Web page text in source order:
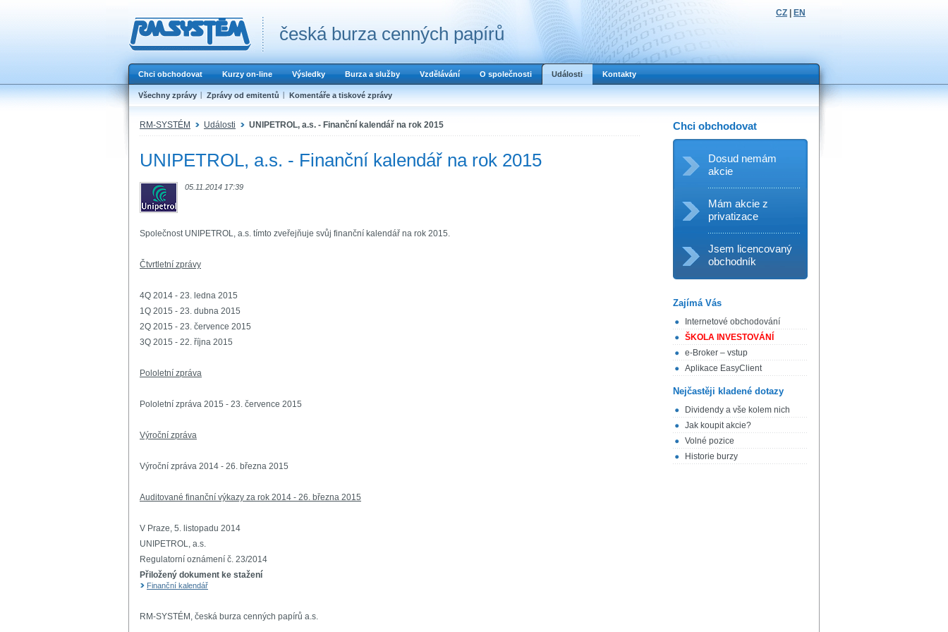
česká burza cenných papírů
CZ EN
Chci obchodovat Kurzy on-line Výsledky Burza a služby Vzdělávání O společnosti Události Kontakty
Všechny zprávy Zprávy od emitentů Komentáře a tiskové zprávy
RM-SYSTÉM Události UNIPETROL, a.s. - Finanční kalendář na rok 2015
UNIPETROL, a.s. - Finanční kalendář na rok 2015
05.11.2014 17:39
Společnost UNIPETROL, a.s. tímto zveřejňuje svůj finanční kalendář na rok 2015.
Čtvrtletní zprávy
4Q 2014 - 23. ledna 2015
1Q 2015 - 23. dubna 2015
2Q 2015 - 23. července 2015
3Q 2015 - 22. října 2015
Pololetní zpráva
Pololetní zpráva 2015 - 23. července 2015
Výroční zpráva
Výroční zpráva 2014 - 26. března 2015
Auditované finanční výkazy za rok 2014 - 26. března 2015
V Praze, 5. listopadu 2014
UNIPETROL, a.s.
Regulatorní oznámení č. 23/2014
Přiložený dokument ke stažení
Finanční kalendář
RM-SYSTÉM, česká burza cenných papírů a.s.
Chci obchodovat
Dosud nemám
akcie
Mám akcie z
privatizace
Jsem licencovaný
obchodník
Zajímá Vás
Internetové obchodování
ŠKOLA INVESTOVÁNÍ
e-Broker – vstup
Aplikace EasyClient
Nejčastěji kladené dotazy
Dividendy a vše kolem nich
Jak koupit akcie?
Volné pozice
Historie burzy